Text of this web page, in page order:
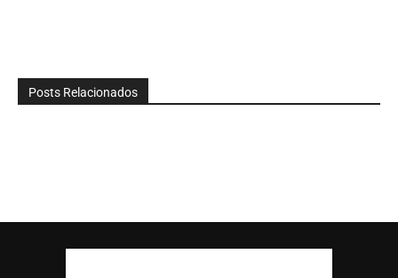
Posts Relacionados